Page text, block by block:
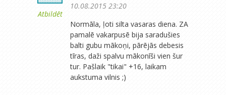
Atbildēt
10.08.2015 23:20
Normāla, ļoti silta vasaras diena. ZA
pamalē vakarpusē bija saradušies
balti gubu mākoņi, pārējās debesis
tīras, daži spalvu mākonīši vien šur
tur. Pašlaik "tikai" +16, laikam
aukstuma vilnis ;)